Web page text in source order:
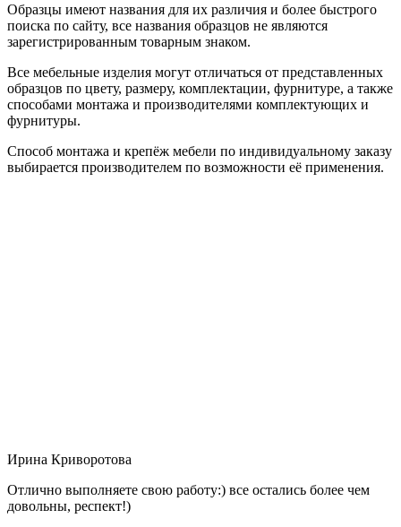
Образцы имеют названия для их различия и более быстрого
поиска по сайту, все названия образцов не являются
зарегистрированным товарным знаком.
Все мебельные изделия могут отличаться от представленных
образцов по цвету, размеру, комплектации, фурнитуре, а также
способами монтажа и производителями комплектующих и
фурнитуры.
Способ монтажа и крепёж мебели по индивидуальному заказу
выбирается производителем по возможности её применения.
Ирина Криворотова
Отлично выполняете свою работу:) все остались более чем
довольны, респект!)